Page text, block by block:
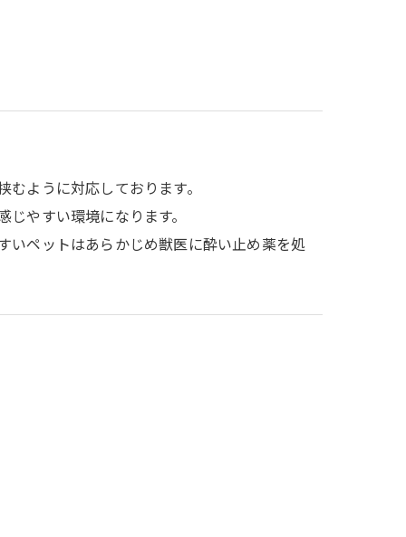
ように対応しております。
やすい環境になります。
いペットはあらかじめ獣医に酔い止め薬を処